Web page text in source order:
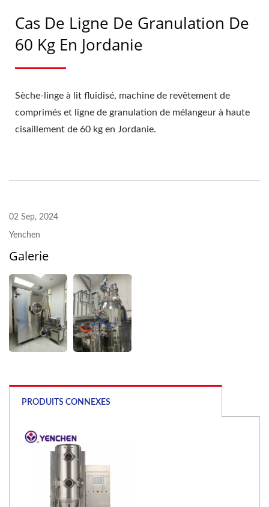
Cas De Ligne De Granulation De
60 Kg En Jordanie
Sèche-linge à lit fluidisé, machine de revêtement de
comprimés et ligne de granulation de mélangeur à haute
cisaillement de 60 kg en Jordanie.
02 Sep, 2024
Yenchen
Galerie
PRODUITS CONNEXES